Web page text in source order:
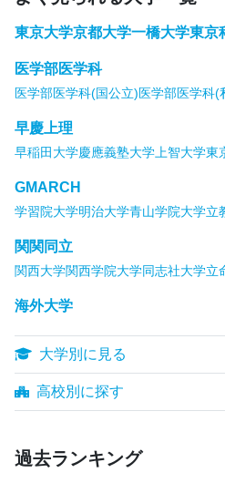
東京大学京都大学一橋大学東京
医学部医学科
医学部医学科(国公立)医学部医学科(
早慶上理
早稲田大学慶應義塾大学 上智大学東
GMARCH
学習院大学明治大学青山学院大学立
関関同立
関西大学関西学院大学同志社大学立
海外大学
大学別に見る
高校別に探す
過去ランキング